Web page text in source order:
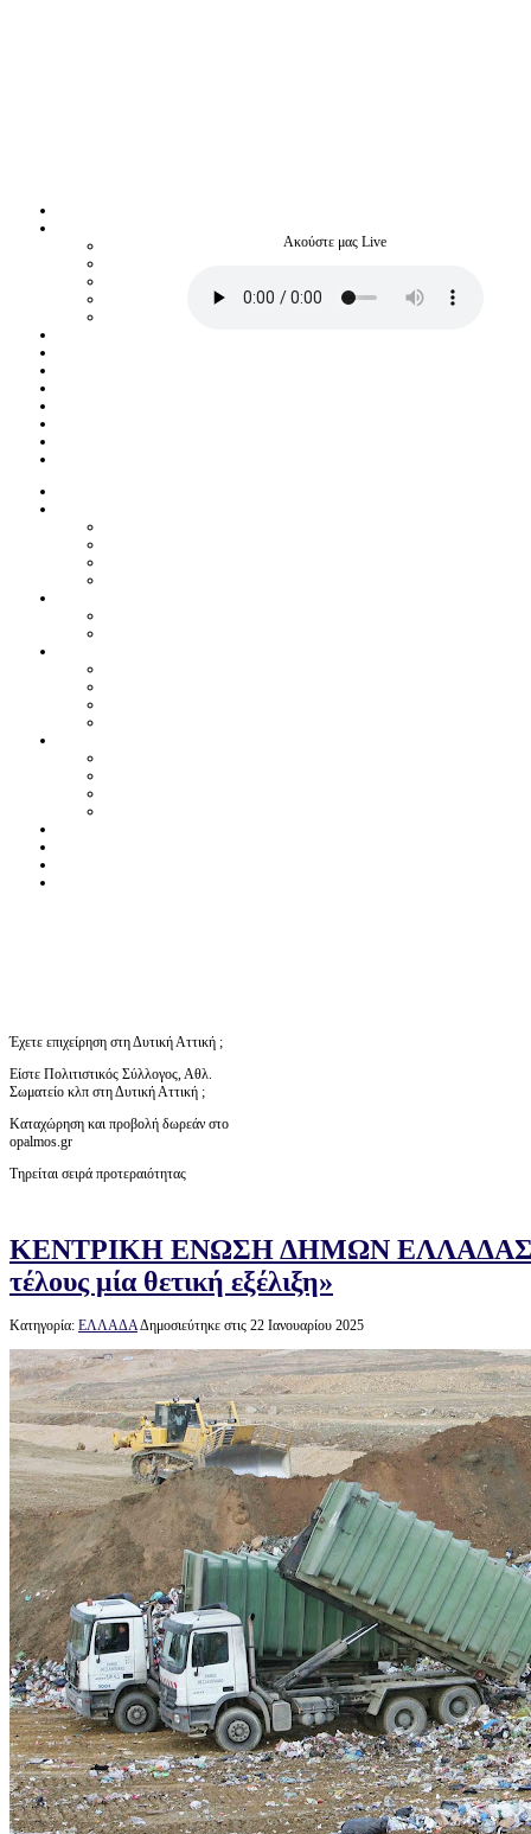
Ακούστε μας Live
Έχετε επιχείρηση στη Δυτική Αττική ;
Είστε Πολιτιστικός Σύλλογος, Αθλ.
Σωματείο κλπ στη Δυτική Αττική ;
Καταχώρηση και προβολή δωρεάν στο
opalmos.gr
Τηρείται σειρά προτεραιότητας
ΚΕΝΤΡΙΚΗ ΕΝΩΣΗ ΔΗΜΩΝ ΕΛΛΑΔΑΣ:
τέλους μία θετική εξέλιξη»
Κατηγορία: ΕΛΛΑΔΑΔημοσιεύτηκε στις 22 Ιανουαρίου 2025